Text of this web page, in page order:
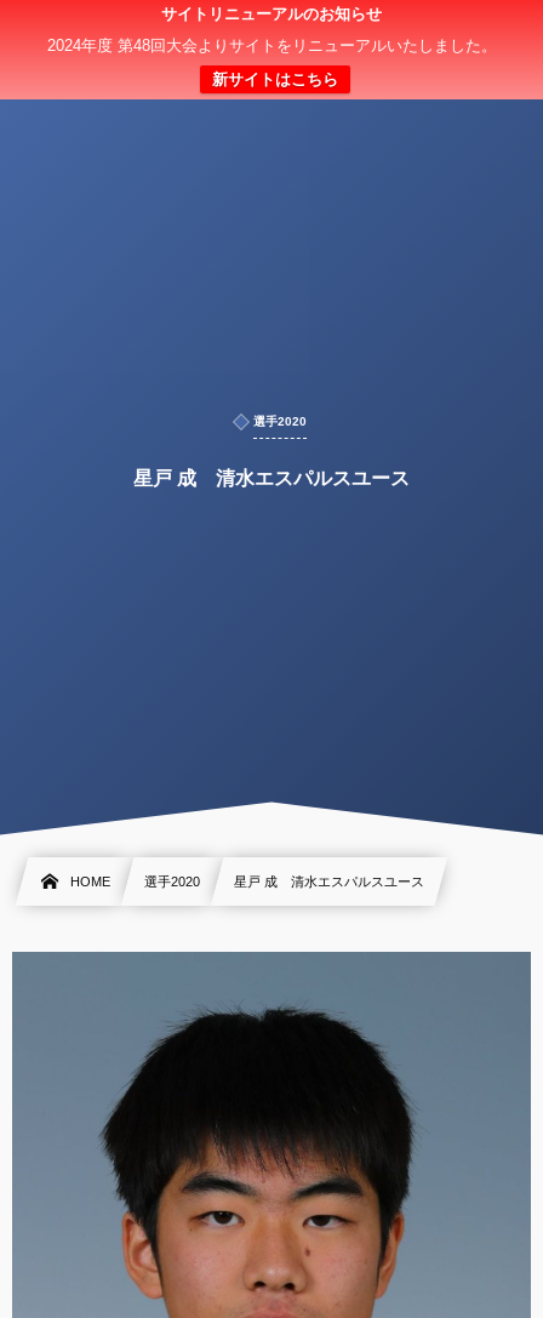
サイトリニューアルのお知らせ
2024年度 第48回大会よりサイトをリニューアルいたしました。
新サイトはこちら
選手2020
星戸 成 清水エスパルスユース
HOME 選手2020 星戸 成 清水エスパルスユース